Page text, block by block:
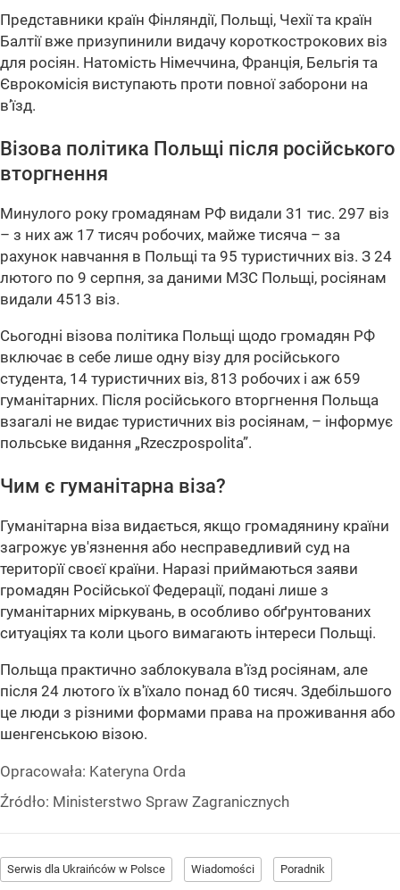
Представники країн Фінляндії, Польщі, Чехії та країн
Балтії вже призупинили видачу короткострокових віз
для росіян. Натомість Німеччина, Франція, Бельгія та
Єврокомісія виступають проти повної заборони на
в’їзд.
Візова політика Польщі після російського
вторгнення
Минулого року громадянам РФ видали 31 тис. 297 віз
– з них аж 17 тисяч робочих, майже тисяча – за
рахунок навчання в Польщі та 95 туристичних віз. З 24
лютого по 9 серпня, за даними МЗС Польщі, росіянам
видали 4513 віз.
Сьогодні візова політика Польщі щодо громадян РФ
включає в себе лише одну візу для російського
студента, 14 туристичних віз, 813 робочих і аж 659
гуманітарних. Після російського вторгнення Польща
взагалі не видає туристичних віз росіянам, – інформує
польське видання „Rzeczpospolita”.
Чим є гуманітарна віза?
Гуманітарна віза видається, якщо громадянину країни
загрожує ув'язнення або несправедливий суд на
територїї своєї країни. Наразі приймаються заяви
громадян Російської Федерації, подані лише з
гуманітарних міркувань, в особливо обґрунтованих
ситуаціях та коли цього вимагають інтереси Польщі.
Польща практично заблокувала в'їзд росіянам, але
після 24 лютого їх в'їхало понад 60 тисяч. Здебільшого
це люди з різними формами права на проживання або
шенгенською візою.
Opracowała: Kateryna Orda
Źródło: Ministerstwo Spraw Zagranicznych
Serwis dla Ukraińców w Polsce Wiadomości Poradnik